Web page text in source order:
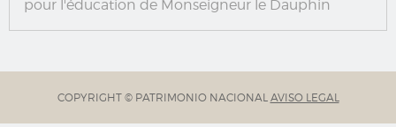
pour l'éducation de Monseigneur le Dauphin
COPYRIGHT © PATRIMONIO NACIONAL AVISO LEGAL